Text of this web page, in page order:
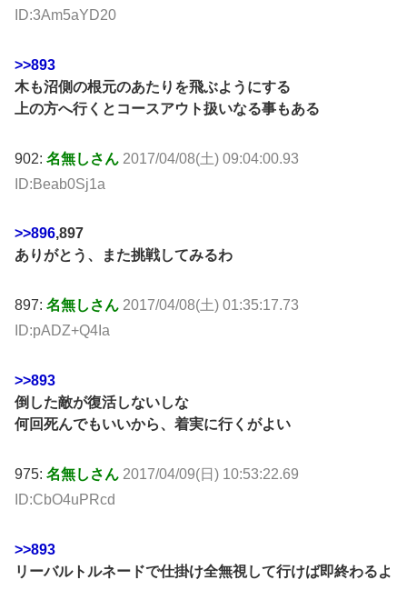
ID:3Am5aYD20
>>893
木も沼側の根元のあたりを飛ぶようにする
上の方へ行くとコースアウト扱いなる事もある
902: 名無しさん 2017/04/08(土) 09:04:00.93
ID:Beab0Sj1a
>>896,897
ありがとう、また挑戦してみるわ
897: 名無しさん 2017/04/08(土) 01:35:17.73
ID:pADZ+Q4Ia
>>893
倒した敵が復活しないしな
何回死んでもいいから、着実に行くがよい
975: 名無しさん 2017/04/09(日) 10:53:22.69
ID:CbO4uPRcd
>>893
リーバルトルネードで仕掛け全無視して行けば即終わるよ